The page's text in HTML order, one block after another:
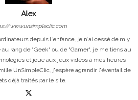
Alex
www.unsimpleclic.com
depuis l'enfance, je n'ai cessé de m'y
au rang de "Geek" ou de "Gamer", je me tiens au
et joue aux jeux vidéos à mes heures
UnSimpleClic, j'espère agrandir l'éventail de
déjà traités par le site.